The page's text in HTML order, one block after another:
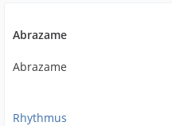
Abrazame
Abrazame
Rhythmus